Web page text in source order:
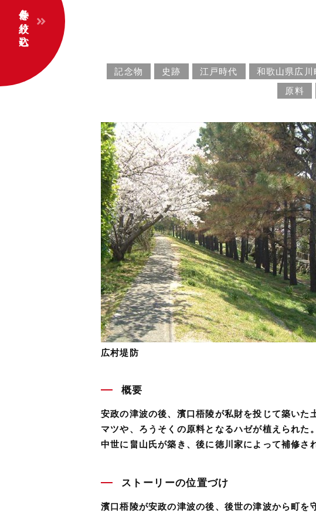
条件を絞り込む
記念物 史跡 江戸時代 和歌山県広川
原料
広村堤防
概要
安政の津波の後、濱口梧陵が私財を投じて築い
マツや、ろうそくの原料となるハゼが植えられた。
中世に畠山氏が築き、後に徳川家によって補修さ
ストーリーの位置づけ
濱口梧陵が安政の津波の後、後世の津波から町を